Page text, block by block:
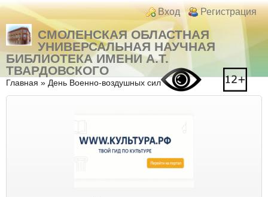
Перейти к основному содержанию
Skip to search
Login links
Вход Регистрация
СМОЛЕНСКАЯ ОБЛАСТНАЯ
УНИВЕРСАЛЬНАЯ НАУЧНАЯ
БИБЛИОТЕКА ИМЕНИ А.Т.
ТВАРДОВСКОГО
Вы здесь
Главная » День Военно-воздушных сил